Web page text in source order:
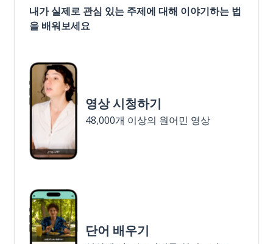
내가 실제로 관심 있는 주제에 대해 이야기하는 법
을 배워보세요
영상 시청하기
48,000개 이상의 원어민 영상
단어 배우기